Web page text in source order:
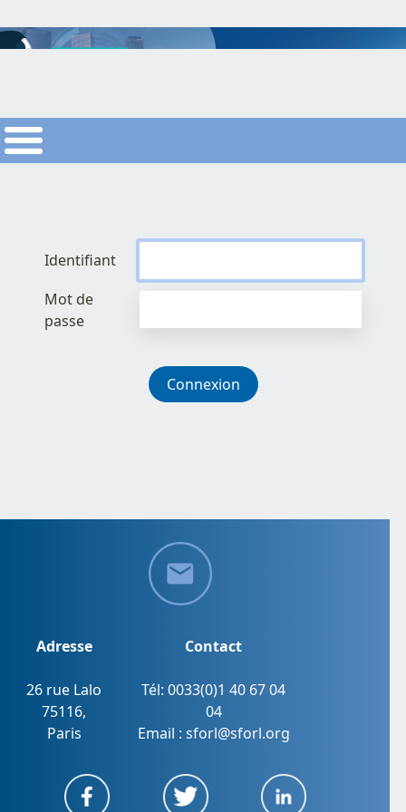
Identifiant
Mot de
passe
Adresse
26 rue Lalo
75116,
Paris
Contact
Tél: 0033(0)1 40 67 04
04
Email : sforl@sforl.org